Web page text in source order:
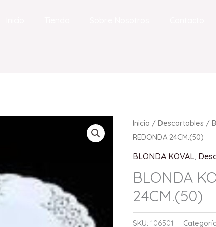
Inicio /Descartables /
REDONDA 24CM.(50)
BLONDA KOVAL,
BLONDA
24CM.(50)
SKU:106501